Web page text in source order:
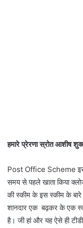
हमारे प्रेरणा स्रोत आशीष
Post Office Scheme इस
समय से पहले खाता किया
की स्कीम के इस स्कीम के
शानदार एक बढ़कर के एक
है। जी हां और यह ऐसे ही